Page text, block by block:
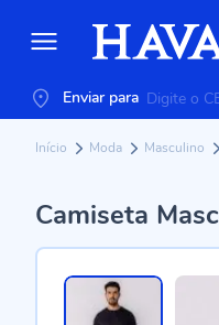
Enviar para
Início Moda Masculino
Camiseta